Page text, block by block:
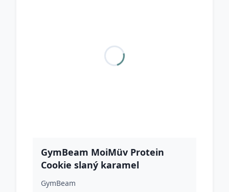
GymBeam MoiMüv Protein
Cookie slaný karamel
GymBeam